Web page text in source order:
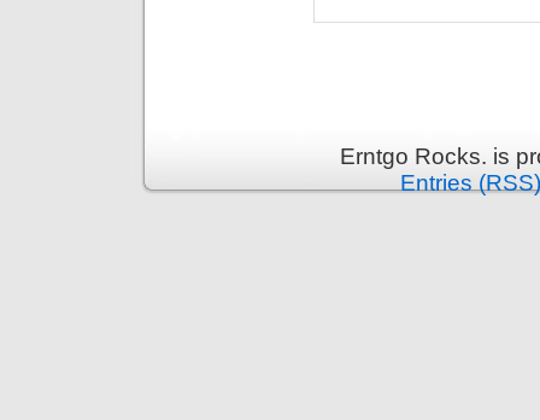
Erntgo Rocks. is
Entries (RSS)